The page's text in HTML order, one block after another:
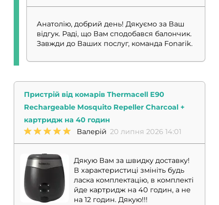
Анатолію, добрий день! Дякуємо за Ваш
відгук. Раді, що Вам сподобався балончик.
Завжди до Ваших послуг, команда Fonarik.
Пристрій від комарів Thermacell E90
Rechargeable Mosquito Repeller Charcoal +
картридж на 40 годин
Валерій 20 липня 2026 14:01
Дякую Вам за швидку доставку!
В характеристиці змініть будь
ласка комплектацію, в комплекті
йде картридж на 40 годин, а не
на 12 годин. Дякую!!!